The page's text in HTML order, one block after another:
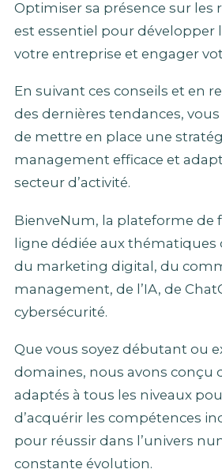
Optimiser sa présence sur les
est essentiel pour développer
votre entreprise et engager
En suivant ces conseils et en
des dernières tendances,
de mettre en place une
management efficace et
secteur d’activité.
BienveNum, la plateforme de
ligne dédiée aux
du marketing digital, du
management, de l’IA, de
cybersécurité.
Que vous soyez débutant ou
domaines, nous avons conçu
adaptés à tous les niveaux
d’acquérir les compétences
pour réussir dans l’univers
constante évolution.